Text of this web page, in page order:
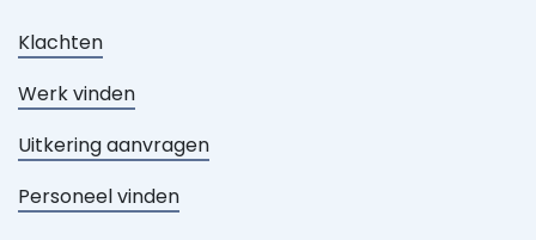
Klachten
Werk vinden
Uitkering aanvragen
Personeel vinden